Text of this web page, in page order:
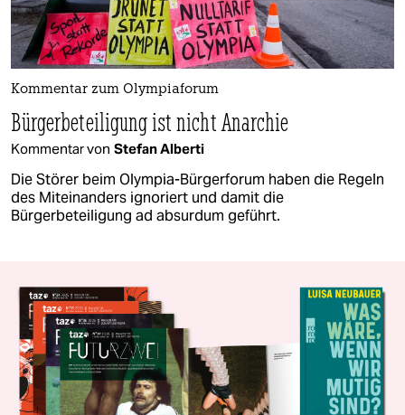
Kommentar zum Olympiaforum
Bürgerbeteiligung ist nicht Anarchie
Kommentar von Stefan Alberti
Die Störer beim Olympia-Bürgerforum haben die Regeln
des Miteinanders ignoriert und damit die
Bürgerbeteiligung ad absurdum geführt.